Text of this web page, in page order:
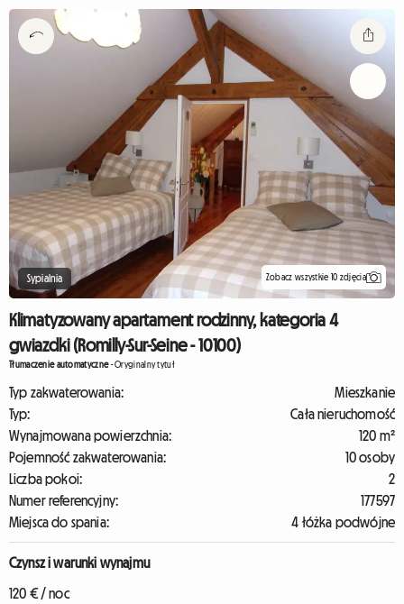
Sypialnia Zobacz wszystkie 10 zdjęcia
Klimatyzowany apartament rodzinny, kategoria 4
gwiazdki (Romilly-Sur-Seine - 10100)
Tłumaczenie automatyczne-Oryginalny tytuł
Typ zakwaterowania:
Mieszkanie
Typ:
Cała nieruchomość
Wynajmowana powierzchnia:
120 m²
Pojemność zakwaterowania:
10 osoby
Liczba pokoi:
2
Numer referencyjny:
177597
Miejsca do spania:
4 łóżka podwójne
Czynsz i warunki wynajmu
120 € / noc